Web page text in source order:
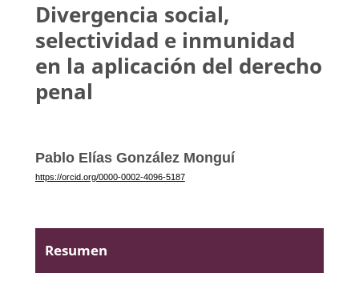
Divergencia social,
selectividad e inmunidad
en la aplicación del derecho
penal
Pablo Elías González Monguí
https://orcid.org/0000-0002-4096-5187
Resumen